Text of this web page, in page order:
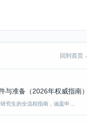
回到首页
与准备（2026年权威指南
究生的全流程指南，涵盖申…